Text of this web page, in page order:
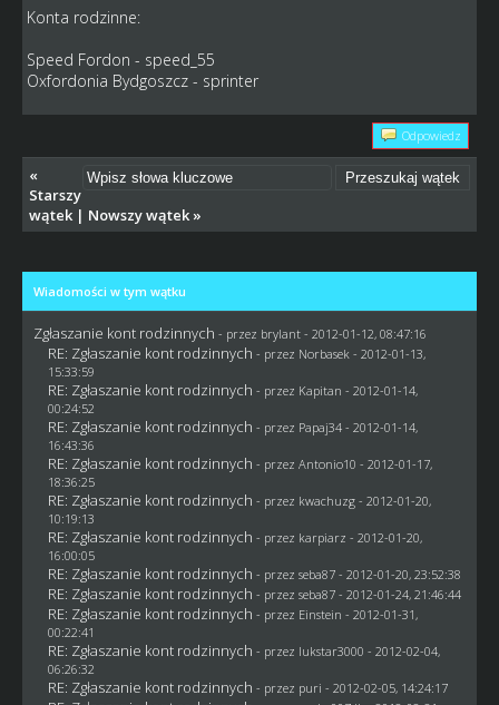
Konta rodzinne:
Speed Fordon - speed_55
Oxfordonia Bydgoszcz - sprinter
Odpowiedz
«
Starszy
wątek| Nowszy wątek»
Wiadomości w tym wątku
Zgłaszanie kont rodzinnych - przez brylant- 2012-01-12, 08:47:16
RE: Zgłaszanie kont rodzinnych - przez Norbasek- 2012-01-13,
15:33:59
RE: Zgłaszanie kont rodzinnych - przez Kapitan - 2012-01-14,
00:24:52
RE: Zgłaszanie kont rodzinnych - przez Papaj34- 2012-01-14,
16:43:36
RE: Zgłaszanie kont rodzinnych - przez Antonio10 - 2012-01-17,
18:36:25
RE: Zgłaszanie kont rodzinnych - przez kwachuzg- 2012-01-20,
10:19:13
RE: Zgłaszanie kont rodzinnych - przez karpiarz - 2012-01-20,
16:00:05
RE: Zgłaszanie kont rodzinnych - przez seba87- 2012-01-20, 23:52:38
RE: Zgłaszanie kont rodzinnych - przez seba87- 2012-01-24, 21:46:44
RE: Zgłaszanie kont rodzinnych - przez Einstein - 2012-01-31,
00:22:41
RE: Zgłaszanie kont rodzinnych - przez lukstar3000 - 2012-02-04,
06:26:32
RE: Zgłaszanie kont rodzinnych - przez puri - 2012-02-05, 14:24:17